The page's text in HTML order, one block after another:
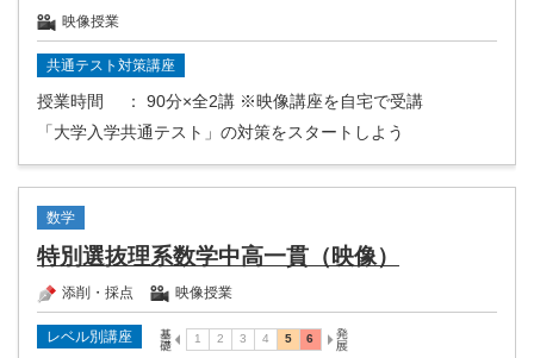
映像授業
共通テスト対策講座
授業時間
： 90分×全2講 ※映像講座を自宅で受講
「大学入学共通テスト」の対策をスタートしよう
数学
特別選抜理系数学中高一貫（映像）
添削・採点 映像授業
レベル別講座